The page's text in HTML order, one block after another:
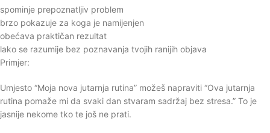
spominje prepoznatljiv problem
brzo pokazuje za koga je namijenjen
obećava praktičan rezultat
lako se razumije bez poznavanja tvojih ranijih objava
Primjer:
Umjesto “Moja nova jutarnja rutina” možeš napraviti “Ova jutarnja
rutina pomaže mi da svaki dan stvaram sadržaj bez stresa.” To je
jasnije nekome tko te još ne prati.